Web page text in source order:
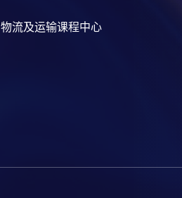
物流及运输课程中心